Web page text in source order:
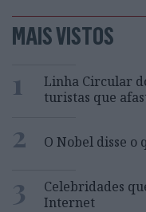
MAIS VISTOS
1
Linha Circular
turistas que
2 O Nobel disse
3
Celebridades
Internet